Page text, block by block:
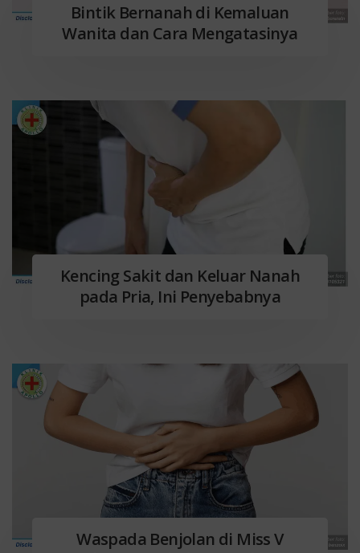
Bintik Bernanah di Kemaluan
Wanita dan Cara Mengatasinya
Kencing Sakit dan Keluar Nanah
pada Pria, Ini Penyebabnya
Waspada Benjolan di Miss V